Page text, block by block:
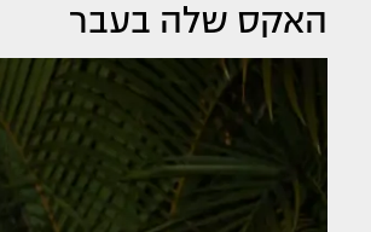
האקס שלה בעבר